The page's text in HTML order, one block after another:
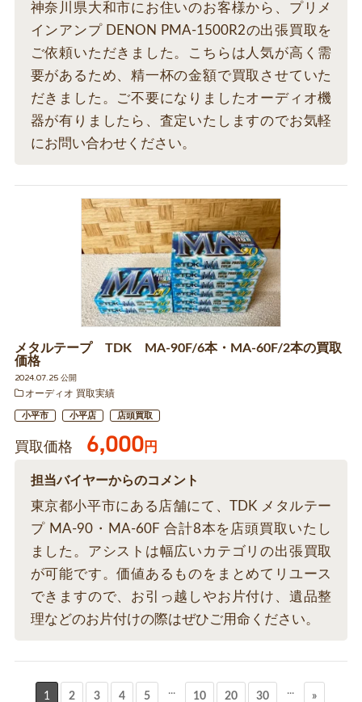
神奈川県大和市にお住いのお客様から、プリメ
インアンプ DENON PMA-1500R2の出張買取を
ご依頼いただきました。こちらは人気が高く需
要があるため、精一杯の金額で買取させていた
だきました。ご不要になりましたオーディオ機
器が有りましたら、査定いたしますのでお気軽
にお問い合わせください。
メタルテープ TDK MA-90F/6本・MA-60F/2本の買取
価格
2024.07.25 公開
オーディオ 買取実績
小平市 小平店 店頭買取
買取価格 6,000円
担当バイヤーからのコメント
東京都小平市にある店舗にて、TDK メタルテー
プ MA-90・MA-60F 合計8本を店頭買取いたし
ました。アシストは幅広いカテゴリの出張買取
が可能です。価値あるものをまとめてリユース
できますので、お引っ越しやお片付け、遺品整
理などのお片付けの際はぜひご用命ください。
1 2 3 4 5 ... 10 20 30 ... »